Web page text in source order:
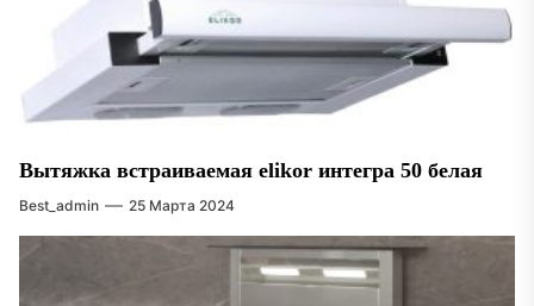
Вытяжка встраиваемая elikor интегра 50 белая
Best_admin 25 Марта 2024